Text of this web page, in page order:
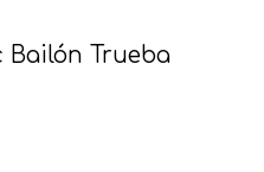
Bailón Trueba